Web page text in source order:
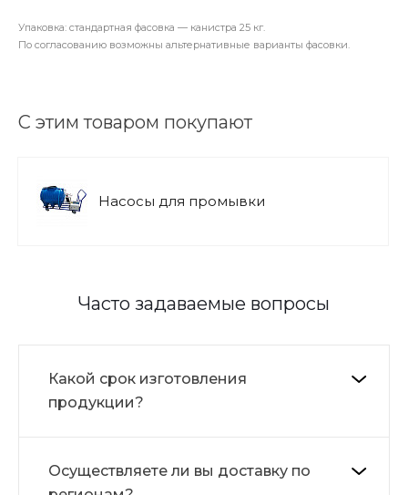
Упаковка: стандартная фасовка — канистра 25 кг.
По согласованию возможны альтернативные варианты фасовки.
С этим товаром покупают
Насосы для промывки
Часто задаваемые вопросы
Какой срок изготовления
продукции?
Осуществляете ли вы доставку по